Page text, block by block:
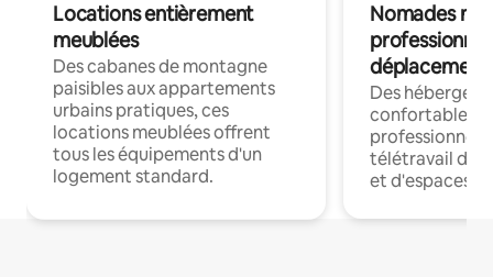
Locations entièrement
meublées
Des cabanes de montagne
paisibles aux appartements
urbains pratiques, ces
locations meublées offrent
tous les équipements d'un
logement standard.
Nomades
déplacement
Des
confortables
professionnels
télétravail
et d'espaces